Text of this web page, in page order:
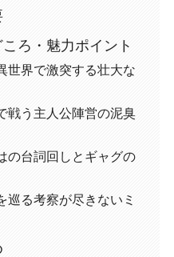
ろ・魅力ポイント
世界で激突する壮大な
戦う主人公陣営の泥臭
の台詞回しとギャグの
巡る考察が尽きないミ